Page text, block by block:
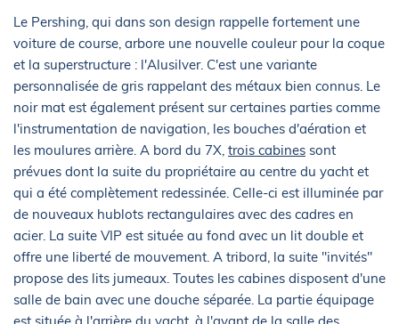
Le Pershing, qui dans son design rappelle fortement une
voiture de course, arbore une nouvelle couleur pour la coque
et la superstructure : l'Alusilver. C'est une variante
personnalisée de gris rappelant des métaux bien connus. Le
noir mat est également présent sur certaines parties comme
l'instrumentation de navigation, les bouches d'aération et
les moulures arrière. A bord du 7X, trois cabines sont
prévues dont la suite du propriétaire au centre du yacht et
qui a été complètement redessinée. Celle-ci est illuminée par
de nouveaux hublots rectangulaires avec des cadres en
acier. La suite VIP est située au fond avec un lit double et
offre une liberté de mouvement. A tribord, la suite "invités"
propose des lits jumeaux. Toutes les cabines disposent d'une
salle de bain avec une douche séparée. La partie équipage